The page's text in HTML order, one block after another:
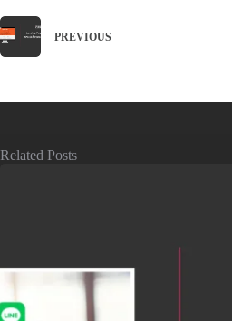
PREVIOUS
Related Posts